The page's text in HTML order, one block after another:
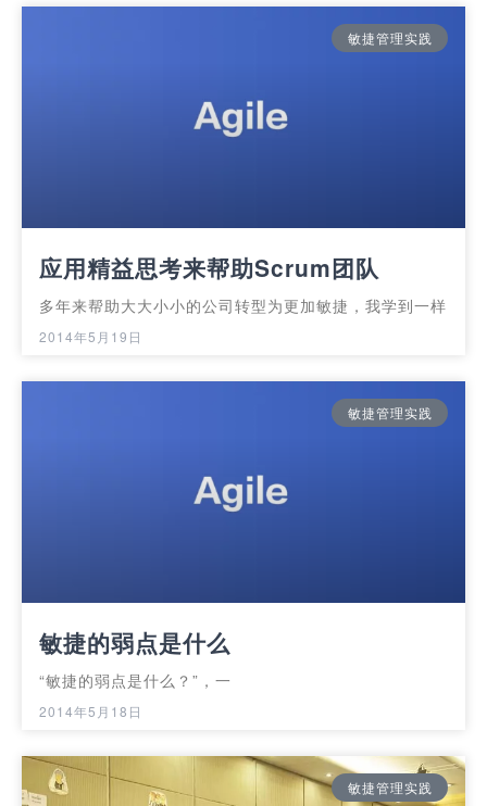
敏捷管理实践
应用精益思考来帮助Scrum团队
多年来帮助大大小小的公司转型为更加敏捷，我学到一样
2014年5月19日
敏捷管理实践
敏捷的弱点是什么
“敏捷的弱点是什么？”，一
2014年5月18日
敏捷管理实践